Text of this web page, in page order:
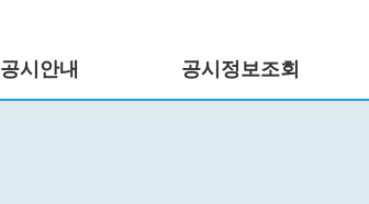
공시안내 공시정보조회